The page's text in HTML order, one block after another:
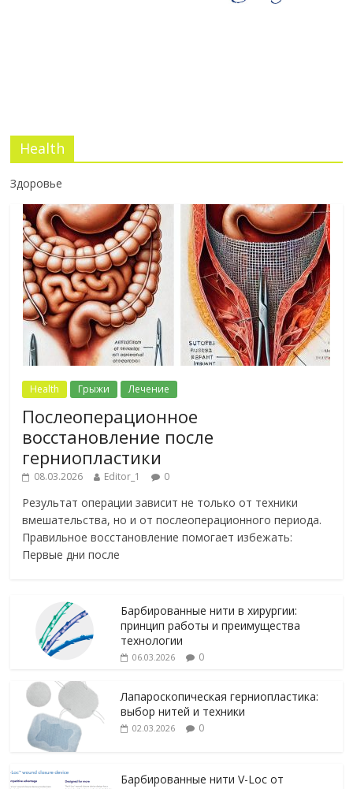
Health
Здоровье
Health Грыжи Лечение
Послеоперационное
восстановление после
герниопластики
08.03.2026 Editor_1 0
Результат операции зависит не только от техники
вмешательства, но и от послеоперационного периода.
Правильное восстановление помогает избежать:
Первые дни после
Барбированные нити в хирургии:
принцип работы и преимущества
технологии
06.03.2026 0
Лапароскопическая герниопластика:
выбор нитей и техники
02.03.2026 0
Барбированные нити V-Loc от